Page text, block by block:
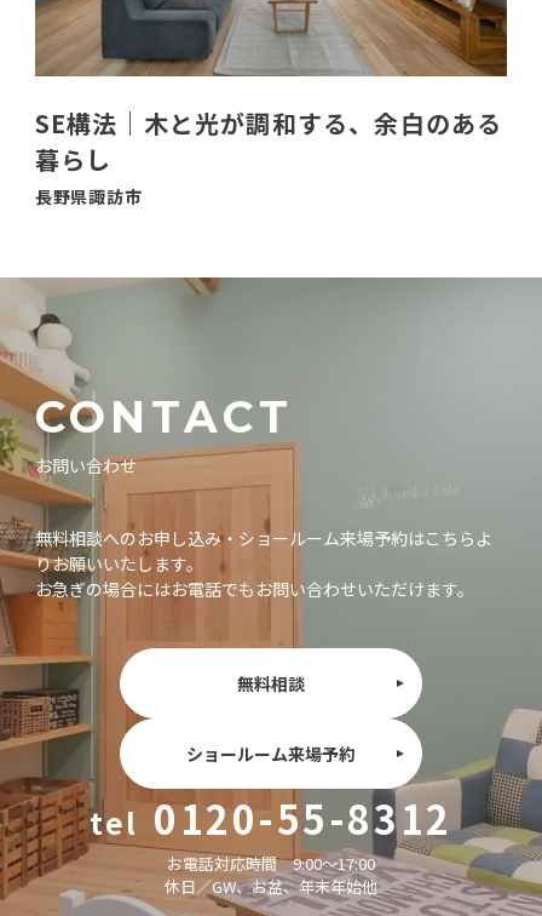
SE構法｜木と光が調和する、余白のある
暮らし
長野県諏訪市
CONTACT
お問い合わせ
無料相談へのお申し込み・ショールーム来場予約はこちらよ
りお願いいたします。
お急ぎの場合にはお電話でもお問い合わせいただけます。
無料相談
ショールーム来場予約
0120-55-8312
お電話対応時間 9:00〜17:00
休日／GW、お盆、年末年始他